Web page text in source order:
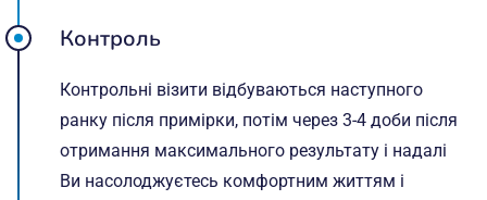
Контроль
Контрольні візити відбуваються наступного
ранку після примірки, потім через 3-4 доби після
отримання максимального результату і надалі
Ви насолоджуєтесь комфортним життям і